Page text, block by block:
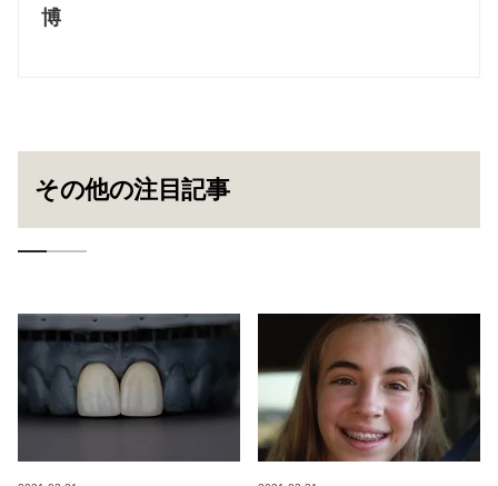
博
その他の注目記事